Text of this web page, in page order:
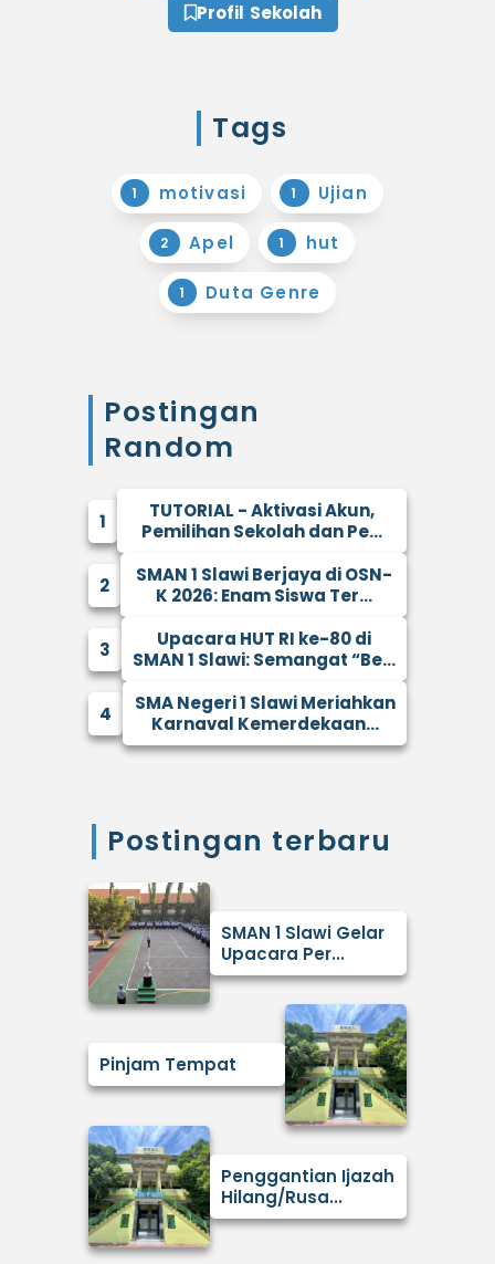
Profil Sekolah
Tags
1 motivasi 1 Ujian
2 Apel 1 hut
1 Duta Genre
Postingan
Random
1
TUTORIAL - Aktivasi Akun,
Pemilihan Sekolah dan Pe...
2
SMAN 1 Slawi Berjaya di OSN-
K 2026: Enam Siswa Ter...
3
Upacara HUT RI ke-80 di
SMAN 1 Slawi: Semangat “Be...
4
SMA Negeri 1 Slawi Meriahkan
Karnaval Kemerdekaan...
Postingan terbaru
SMAN 1 Slawi Gelar
Upacara Per...
Pinjam Tempat
Penggantian Ijazah
Hilang/Rusa...